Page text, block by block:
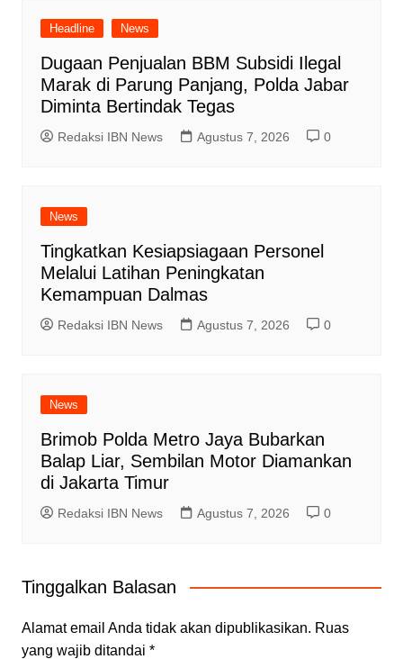
Headline News
Dugaan Penjualan BBM Subsidi Ilegal
Marak di Parung Panjang, Polda Jabar
Diminta Bertindak Tegas
Redaksi IBN News Agustus 7, 2026 0
News
Tingkatkan Kesiapsiagaan Personel
Melalui Latihan Peningkatan
Kemampuan Dalmas
Redaksi IBN News Agustus 7, 2026 0
News
Brimob Polda Metro Jaya Bubarkan
Balap Liar, Sembilan Motor Diamankan
di Jakarta Timur
Redaksi IBN News Agustus 7, 2026 0
Tinggalkan Balasan
Alamat email Anda tidak akan dipublikasikan. Ruas
yang wajib ditandai *